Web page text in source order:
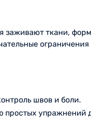
заживают ткани,
швов и боли.
простых упражнений